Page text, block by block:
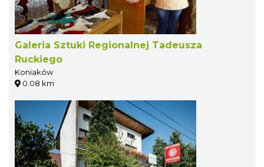
Galeria Sztuki Regionalnej Tadeusza
Ruckiego
Koniaków
0.08 km